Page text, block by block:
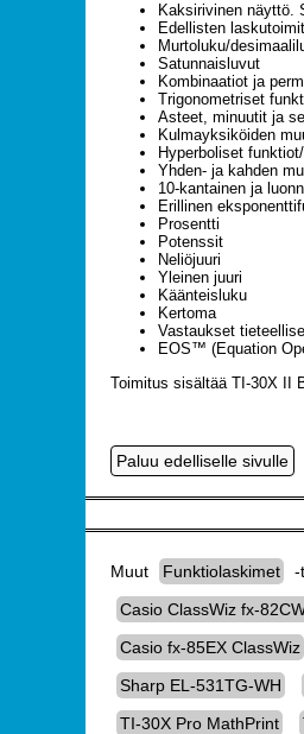
Kaksirivinen näyttö.
Edellisten
Murtoluku/
Satunnaisluvut
Kombinaatiot ja
Trigonometriset
Asteet, minuutit ja
Kulmayksiköiden
Hyperboliset
Yhden- ja kahden
10-kantainen ja
Erillinen
Prosentti
Potenssit
Neliöjuuri
Yleinen juuri
Käänteisluku
Kertoma
Vastaukset
EOS™ (Equation
Toimitus sisältää TI-30X II
Muut Funktiolaskimet
-
Casio ClassWiz fx-
Casio fx-85EX ClassWiz
Sharp EL-531TG-WH
TI-30X Pro MathPrint